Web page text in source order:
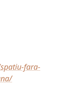
fara-